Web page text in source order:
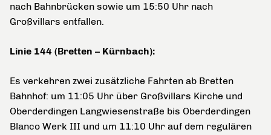
nach Bahnbrücken sowie um 15:50 Uhr nach
Großvillars entfallen.
Linie 144 (Bretten – Kürnbach):
Es verkehren zwei zusätzliche Fahrten ab Bretten
Bahnhof: um 11:05 Uhr über Großvillars Kirche und
Oberderdingen Langwiesenstraße bis Oberderdingen
Blanco Werk III und um 11:10 Uhr auf dem regulären